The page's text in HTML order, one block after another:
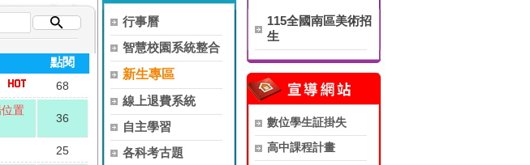
點閱
68
置
36
25
行事曆
智慧校園系統整合
新生專區
線上退費系統
自主學習
各科考古題
115全國南區美術招
生
數位學生証掛失
高中課程計畫